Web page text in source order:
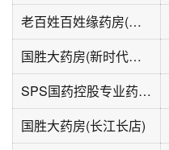
老百姓百姓缘药房(横山店)
国胜大药房(新时代商业街店)
SPS国药控股专业药房(中建大厦店)
国胜大药房(长江长店)